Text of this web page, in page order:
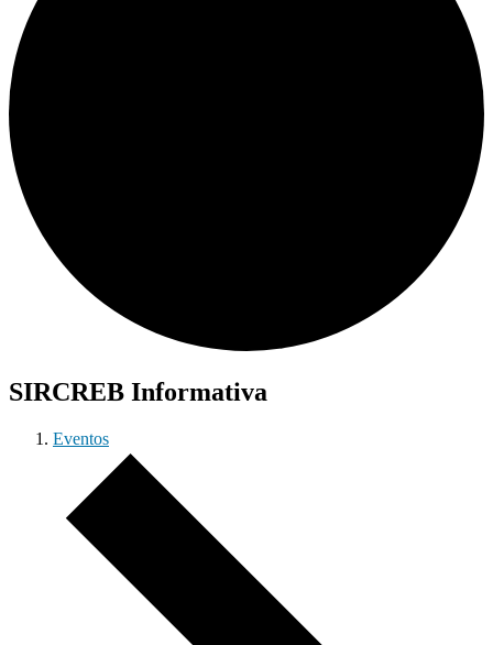
SIRCREB Informativa
Eventos